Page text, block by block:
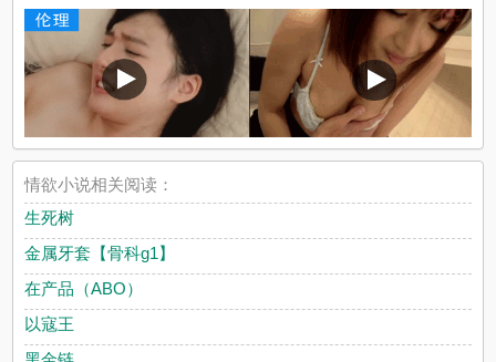
情欲小说相关阅读：
生死树
金属牙套【骨科g1】
在产品（ABO）
以寇王